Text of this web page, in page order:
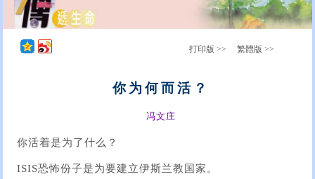
打印版 >> 繁體版 >>
你为何而活？
冯文庄
你活着是为了什么？
ISIS恐怖份子是为要建立伊斯兰教国家。